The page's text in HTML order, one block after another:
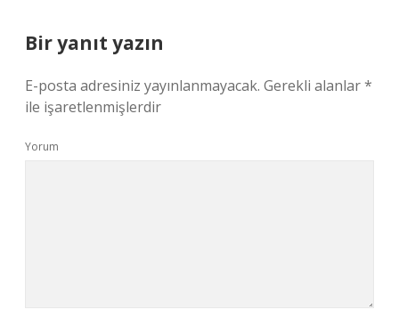
Bir yanıt yazın
E-posta adresiniz yayınlanmayacak. Gerekli alanlar*
ile işaretlenmişlerdir
Yorum